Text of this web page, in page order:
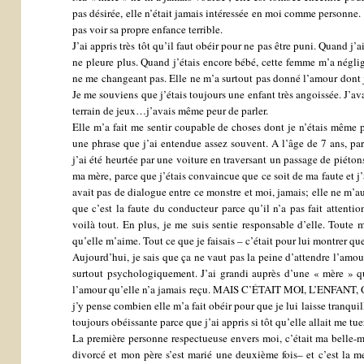
pas désirée, elle n’était jamais intéressée en moi comme
pas voir sa propre enfance terrible.
J’ai appris très tôt qu’il faut obéir pour ne pas être puni. Quand
ne pleure plus. Quand j’étais encore bébé, cette femme m’a
ne me changeant pas. Elle ne m’a surtout pas donné l’amour
Je me souviens que j’étais toujours une enfant très angoissée.
terrain de jeux…j’avais même peur de parler.
Elle m’a fait me sentir coupable de choses dont je n’étais même
une phrase que j’ai entendue assez souvent. A l’âge de 7 ans,
j’ai été heurtée par une voiture en traversant un passage de
ma mère, parce que j’étais convaincue que ce soit de ma faute et
avait pas de dialogue entre ce monstre et moi, jamais; elle ne
que c’est la faute du conducteur parce qu’il n’a pas fait
voilà tout. En plus, je me suis sentie responsable d’elle. Toute
qu’elle m’aime. Tout ce que je faisais – c’était pour lui montrer
Aujourd’hui, je sais que ça ne vaut pas la peine d’attendre
surtout psychologiquement. J’ai grandi auprès d’une « mère
l’amour qu’elle n’a jamais reçu. MAIS C’ÉTAIT MOI,
j’y pense combien elle m’a fait obéir pour que je lui laisse
toujours obéissante parce que j’ai appris si tôt qu’elle allait me
La première personne respectueuse envers moi, c’était ma belle-
divorcé et mon père s’est marié une deuxième fois– et c’est la